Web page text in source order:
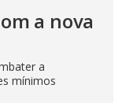
a nova
a
mínimos